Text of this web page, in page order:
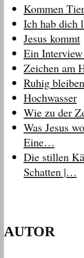
Kommen
Ich hab dich
Jesus kommt
Ein
Zeichen am
Ruhig
Hochwasser
Wie zu der
Was Jesus
Eine…
Die stillen
Schatten |…
AUTOR